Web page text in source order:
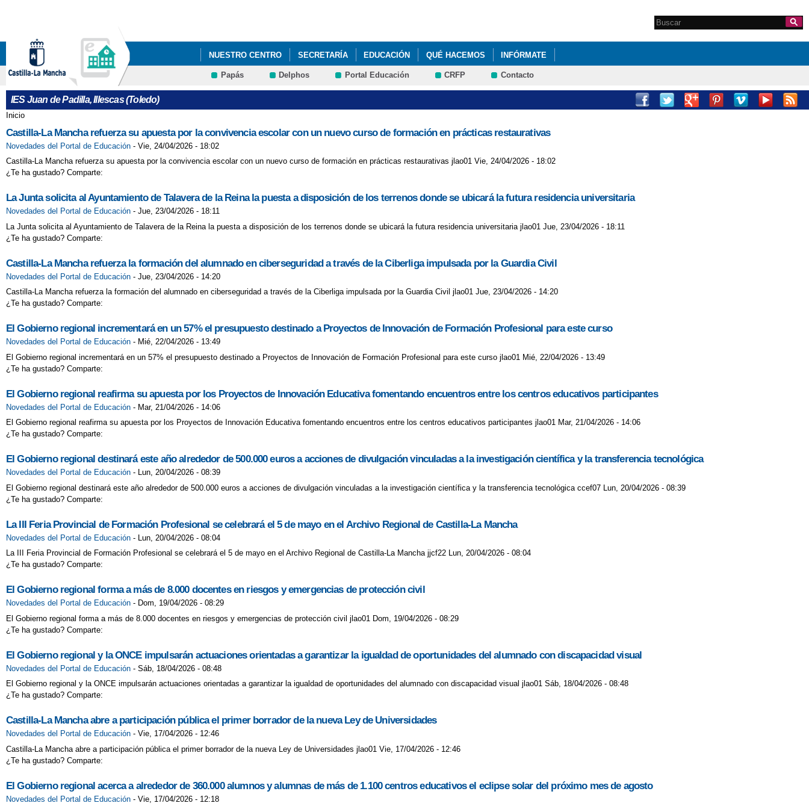
Formulario de
Search this site
NUESTRO CENTRO SECRETARÍA EDUCACIÓN QUÉ HACEMOS INFÓRMATE
Papás Delphos Portal Educación CRFP Contacto
IES Juan de Padilla, Illescas (Toledo)
Se encuentra usted aquí
Inicio
Castilla-La Mancha refuerza su apuesta por la convivencia escolar con un nuevo curso de formación en prácticas restaurativas
Novedades del Portal de Educación - Vie, 24/04/2026 - 18:02
Castilla-La Mancha refuerza su apuesta por la convivencia escolar con un nuevo curso de formación en prácticas restaurativas jlao01 Vie, 24/04/2026 - 18:02
¿Te ha gustado? Comparte:
La Junta solicita al Ayuntamiento de Talavera de la Reina la puesta a disposición de los terrenos donde se ubicará la futura residencia universitaria
Novedades del Portal de Educación - Jue, 23/04/2026 - 18:11
La Junta solicita al Ayuntamiento de Talavera de la Reina la puesta a disposición de los terrenos donde se ubicará la futura residencia universitaria jlao01 Jue, 23/04/2026 - 18:11
¿Te ha gustado? Comparte:
Castilla-La Mancha refuerza la formación del alumnado en ciberseguridad a través de la Ciberliga impulsada por la Guardia Civil
Novedades del Portal de Educación - Jue, 23/04/2026 - 14:20
Castilla-La Mancha refuerza la formación del alumnado en ciberseguridad a través de la Ciberliga impulsada por la Guardia Civil jlao01 Jue, 23/04/2026 - 14:20
¿Te ha gustado? Comparte:
El Gobierno regional incrementará en un 57% el presupuesto destinado a Proyectos de Innovación de Formación Profesional para este curso
Novedades del Portal de Educación - Mié, 22/04/2026 - 13:49
El Gobierno regional incrementará en un 57% el presupuesto destinado a Proyectos de Innovación de Formación Profesional para este curso jlao01 Mié, 22/04/2026 - 13:49
¿Te ha gustado? Comparte:
El Gobierno regional reafirma su apuesta por los Proyectos de Innovación Educativa fomentando encuentros entre los centros educativos participantes
Novedades del Portal de Educación - Mar, 21/04/2026 - 14:06
El Gobierno regional reafirma su apuesta por los Proyectos de Innovación Educativa fomentando encuentros entre los centros educativos participantes jlao01 Mar, 21/04/2026 - 14:06
¿Te ha gustado? Comparte:
El Gobierno regional destinará este año alrededor de 500.000 euros a acciones de divulgación vinculadas a la investigación científica y la transferencia tecnológica
Novedades del Portal de Educación - Lun, 20/04/2026 - 08:39
El Gobierno regional destinará este año alrededor de 500.000 euros a acciones de divulgación vinculadas a la investigación científica y la transferencia tecnológica ccef07 Lun, 20/04/2026 - 08:39
¿Te ha gustado? Comparte:
La III Feria Provincial de Formación Profesional se celebrará el 5 de mayo en el Archivo Regional de Castilla-La Mancha
Novedades del Portal de Educación - Lun, 20/04/2026 - 08:04
La III Feria Provincial de Formación Profesional se celebrará el 5 de mayo en el Archivo Regional de Castilla-La Mancha jjcf22 Lun, 20/04/2026 - 08:04
¿Te ha gustado? Comparte:
El Gobierno regional forma a más de 8.000 docentes en riesgos y emergencias de protección civil
Novedades del Portal de Educación - Dom, 19/04/2026 - 08:29
El Gobierno regional forma a más de 8.000 docentes en riesgos y emergencias de protección civil jlao01 Dom, 19/04/2026 - 08:29
¿Te ha gustado? Comparte:
El Gobierno regional y la ONCE impulsarán actuaciones orientadas a garantizar la igualdad de oportunidades del alumnado con discapacidad visual
Novedades del Portal de Educación - Sáb, 18/04/2026 - 08:48
El Gobierno regional y la ONCE impulsarán actuaciones orientadas a garantizar la igualdad de oportunidades del alumnado con discapacidad visual jlao01 Sáb, 18/04/2026 - 08:48
¿Te ha gustado? Comparte:
Castilla-La Mancha abre a participación pública el primer borrador de la nueva Ley de Universidades
Novedades del Portal de Educación - Vie, 17/04/2026 - 12:46
Castilla-La Mancha abre a participación pública el primer borrador de la nueva Ley de Universidades jlao01 Vie, 17/04/2026 - 12:46
¿Te ha gustado? Comparte:
El Gobierno regional acerca a alrededor de 360.000 alumnos y alumnas de más de 1.100 centros educativos el eclipse solar del próximo mes de agosto
Novedades del Portal de Educación - Vie, 17/04/2026 - 12:18